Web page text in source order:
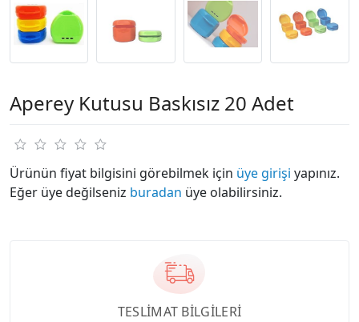
Aperey Kutusu Baskısız 20 Adet
Ürünün fiyat bilgisini görebilmek için üye girişi yapınız.
Eğer üye değilseniz buradan üye olabilirsiniz.
TESLİMAT BİLGİLERİ